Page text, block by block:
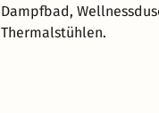
Dampfbad,
Thermalstühlen.